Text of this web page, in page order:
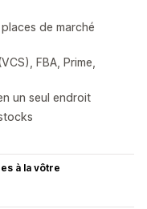
de marché
FBA, Prime,
un seul endroit
à la vôtre